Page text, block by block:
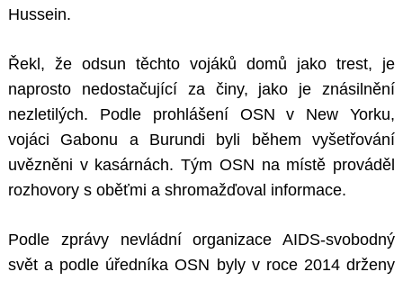
Hussein.
Řekl, že odsun těchto vojáků domů jako trest, je
naprosto nedostačující za činy, jako je znásilnění
nezletilých. Podle prohlášení OSN v New Yorku,
vojáci Gabonu a Burundi byli během vyšetřování
uvězněni v kasárnách. Tým OSN na místě prováděl
rozhovory s oběťmi a shromažďoval informace.
Podle zprávy nevládní organizace AIDS-svobodný
svět a podle úředníka OSN byly v roce 2014 drženy